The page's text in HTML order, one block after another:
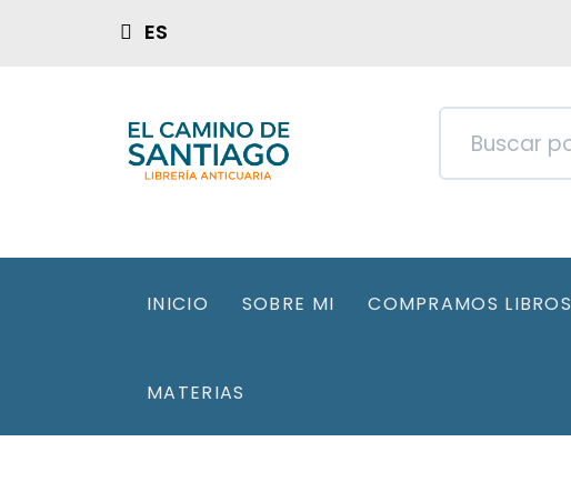
ES
INICIO SOBRE MI COMPRAMOS LIBROS
MATERIAS